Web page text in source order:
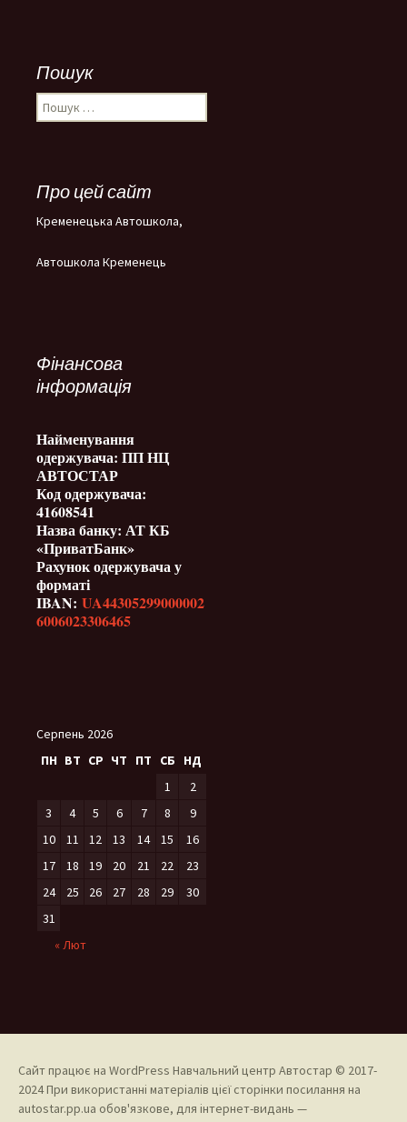
Пошук
Пошук:
Про цей сайт
Кременецька Автошкола,
Автошкола Кременець
Фінансова
інформація
Найменування
одержувача: ПП НЦ
АВТОСТАР
Код одержувача:
41608541
Назва банку: АТ КБ
«ПриватБанк»
Рахунок одержувача у
форматі
IBAN: UA44305299000002
6006023306465
Серпень 2026
ПН ВТ СР ЧТ ПТ СБ
НД
1
2
3
4 5 6 7 8
9
10
11 12 13 14 15
16
17
18 19 20 21 22
23
24
25 26 27 28 29
30
31
« Лют
Сайт працює на WordPress Навчальний центр Автостар © 2017-
2024При використанні матеріалів цієї сторінки посилання на
autostar.pp.ua обов'язкове, для інтернет-видань —